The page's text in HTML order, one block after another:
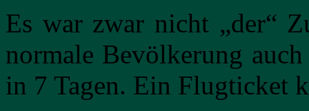
Es war zwar nicht „der“
normale Bevölkerung
in 7 Tagen. Ein Flugticket